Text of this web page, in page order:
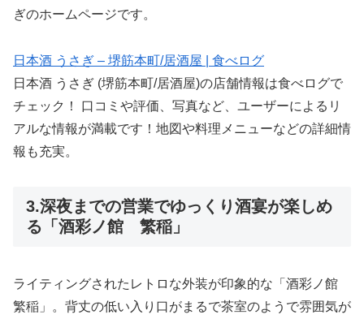
ぎのホームページです。
日本酒 うさぎ – 堺筋本町/居酒屋 | 食べログ
日本酒 うさぎ (堺筋本町/居酒屋)の店舗情報は食べログで
チェック！ 口コミや評価、写真など、ユーザーによるリ
アルな情報が満載です！地図や料理メニューなどの詳細情
報も充実。
3.深夜までの営業でゆっくり酒宴が楽しめ
る「酒彩ノ館 繁稲」
ライティングされたレトロな外装が印象的な「酒彩ノ館
繁稲」。背丈の低い入り口がまるで茶室のようで雰囲気が